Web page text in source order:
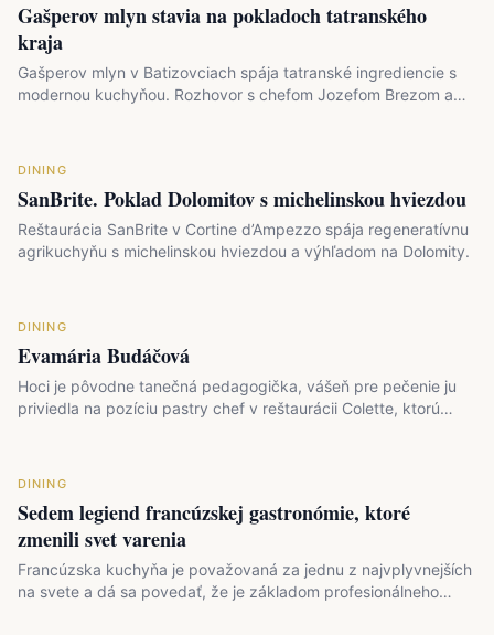
Gašperov mlyn stavia na pokladoch tatranského
kraja
Gašperov mlyn v Batizovciach spája tatranské ingrediencie s
modernou kuchyňou. Rozhovor s chefom Jozefom Brezom a…
DINING
SanBrite. Poklad Dolomitov s michelinskou hviezdou
Reštaurácia SanBrite v Cortine d’Ampezzo spája regeneratívnu
agrikuchyňu s michelinskou hviezdou a výhľadom na Dolomity.
DINING
Evamária Budáčová
Hoci je pôvodne tanečná pedagogička, vášeň pre pečenie ju
priviedla na pozíciu pastry chef v reštaurácii Colette, ktorú…
DINING
Sedem legiend francúzskej gastronómie, ktoré
zmenili svet varenia
Francúzska kuchyňa je považovaná za jednu z najvplyvnejších
na svete a dá sa povedať, že je základom profesionálneho…